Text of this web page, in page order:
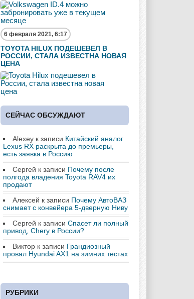
6 февраля 2021, 6:17
TOYOTA HILUX ПОДЕШЕВЕЛ В
РОССИИ, СТАЛА ИЗВЕСТНА НОВАЯ
ЦЕНА
СЕЙЧАС ОБСУЖДАЮТ
Alexey к записи Китайский аналог
Lexus RX раскрыта до премьеры,
есть заявка в Россию
Сергей к записи Почему после
полгода владения Toyota RAV4 их
продают
Алексей к записи Почему АвтоВАЗ
снимает с конвейера 5-дверную Ниву
Сергей к записи Спасет ли полный
привод, Chery в России?
Виктор к записи Грандиозный
провал Hyundai AX1 на зимних тестах
РУБРИКИ